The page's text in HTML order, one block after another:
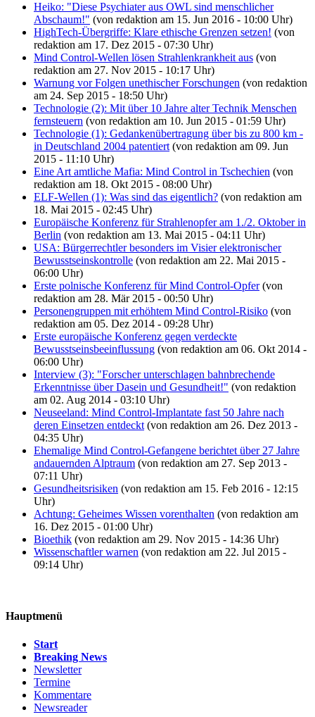
Heiko: "Diese Psychiater aus OWL sind menschlicher
Abschaum!" (von redaktion am 15. Jun 2016 - 10:00 Uhr)
HighTech-Übergriffe: Klare ethische Grenzen setzen! (von
redaktion am 17. Dez 2015 - 07:30 Uhr)
Mind Control-Wellen lösen Strahlenkrankheit aus (von
redaktion am 27. Nov 2015 - 10:17 Uhr)
Warnung vor Folgen unethischer Forschungen (von redaktion
am 24. Sep 2015 - 18:50 Uhr)
Technologie (2): Mit über 10 Jahre alter Technik Menschen
fernsteuern (von redaktion am 10. Jun 2015 - 01:59 Uhr)
Technologie (1): Gedankenübertragung über bis zu 800 km -
in Deutschland 2004 patentiert (von redaktion am 09. Jun
2015 - 11:10 Uhr)
Eine Art amtliche Mafia: Mind Control in Tschechien (von
redaktion am 18. Okt 2015 - 08:00 Uhr)
ELF-Wellen (1): Was sind das eigentlich? (von redaktion am
18. Mai 2015 - 02:45 Uhr)
Europäische Konferenz für Strahlenopfer am 1./2. Oktober in
Berlin (von redaktion am 13. Mai 2015 - 04:11 Uhr)
USA: Bürgerrechtler besonders im Visier elektronischer
Bewusstseinskontrolle (von redaktion am 22. Mai 2015 -
06:00 Uhr)
Erste polnische Konferenz für Mind Control-Opfer(von
redaktion am 28. Mär 2015 - 00:50 Uhr)
Personengruppen mit erhöhtem Mind Control-Risiko (von
redaktion am 05. Dez 2014 - 09:28 Uhr)
Erste europäische Konferenz gegen verdeckte
Bewusstseinsbeeinflussung (von redaktion am 06. Okt 2014 -
06:00 Uhr)
Interview (3): "Forscher unterschlagen bahnbrechende
Erkenntnisse über Dasein und Gesundheit!" (von redaktion
am 02. Aug 2014 - 03:10 Uhr)
Neuseeland: Mind Control-Implantate fast 50 Jahre nach
deren Einsetzen entdeckt (von redaktion am 26. Dez 2013 -
04:35 Uhr)
Ehemalige Mind Control-Gefangene berichtet über 27 Jahre
andauernden Alptraum (von redaktion am 27. Sep 2013 -
07:11 Uhr)
Gesundheitsrisiken (von redaktion am 15. Feb 2016 - 12:15
Uhr)
Achtung: Geheimes Wissen vorenthalten (von redaktion am
16. Dez 2015 - 01:00 Uhr)
Bioethik (von redaktion am 29. Nov 2015 - 14:36 Uhr)
Wissenschaftler warnen (von redaktion am 22. Jul 2015 -
09:14 Uhr)
Hauptmenü
Start
Breaking News
Newsletter
Termine
Kommentare
Newsreader